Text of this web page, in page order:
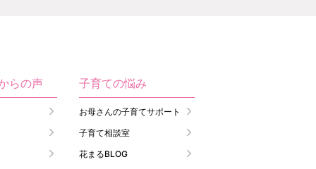
らの声 子育ての悩み
お母さんの子育てサポート
子育て相談室
花まるBLOG